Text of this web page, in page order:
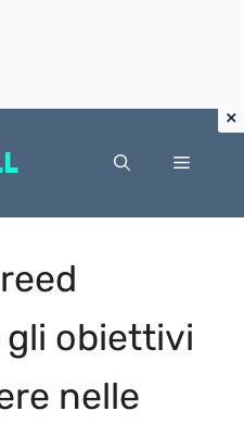
Menu
gli obiettivi
nelle